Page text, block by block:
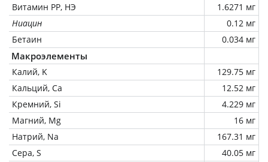
Витамин РР, НЭ
1.6271 мг
Ниацин
0.12 мг
Бетаин
0.034 мг
Макроэлементы
Калий, K
129.75 мг
Кальций, Ca
12.52 мг
Кремний, Si
4.229 мг
Магний, Mg
16 мг
Натрий, Na
167.31 мг
Сера, S
40.05 мг